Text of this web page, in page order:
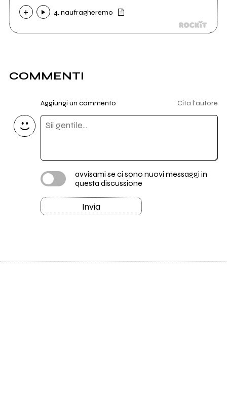
4. naufragheremo
COMMENTI
Aggiungi un commento Cita l'autore
avvisami se ci sono nuovi messaggi in
questa discussione
Invia